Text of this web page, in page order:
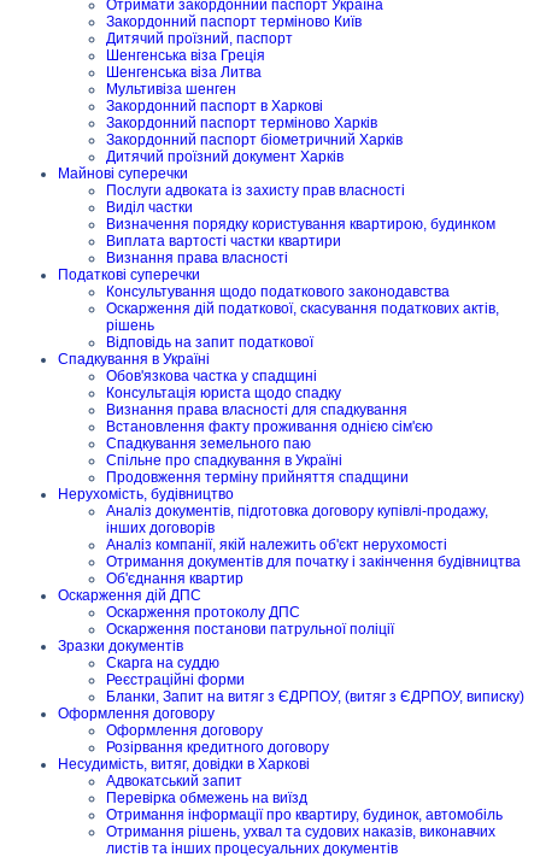
Отримати закордонний паспорт Україна
Закордонний паспорт терміново Київ
Дитячий проїзний, паспорт
Шенгенська віза Греція
Шенгенська віза Литва
Мультивіза шенген
Закордонний паспорт в Харкові
Закордонний паспорт терміново Харків
Закордонний паспорт біометричний Харків
Дитячий проїзний документ Харків
Майнові суперечки
Послуги адвоката із захисту прав власності
Виділ частки
Визначення порядку користування квартирою, будинком
Виплата вартості частки квартири
Визнання права власності
Податкові суперечки
Консультування щодо податкового законодавства
Оскарження дій податкової, скасування податкових актів,
рішень
Відповідь на запит податкової
Спадкування в Україні
Обов'язкова частка у спадщині
Консультація юриста щодо спадку
Визнання права власності для спадкування
Встановлення факту проживання однією сім'єю
Спадкування земельного паю
Спільне про спадкування в Україні
Продовження терміну прийняття спадщини
Нерухомість, будівництво
Аналіз документів, підготовка договору купівлі-продажу,
інших договорів
Аналіз компанії, якій належить об'єкт нерухомості
Отримання документів для початку і закінчення будівництва
Об'єднання квартир
Оскарження дій ДПС
Оскарження протоколу ДПС
Оскарження постанови патрульної поліції
Зразки документів
Скарга на суддю
Реєстраційні форми
Бланки, Запит на витяг з ЄДРПОУ, (витяг з ЄДРПОУ, виписку)
Оформлення договору
Оформлення договору
Розірвання кредитного договору
Несудимість, витяг, довідки в Харкові
Адвокатський запит
Перевірка обмежень на виїзд
Отримання інформації про квартиру, будинок, автомобіль
Отримання рішень, ухвал та судових наказів, виконавчих
листів та інших процесуальних документів